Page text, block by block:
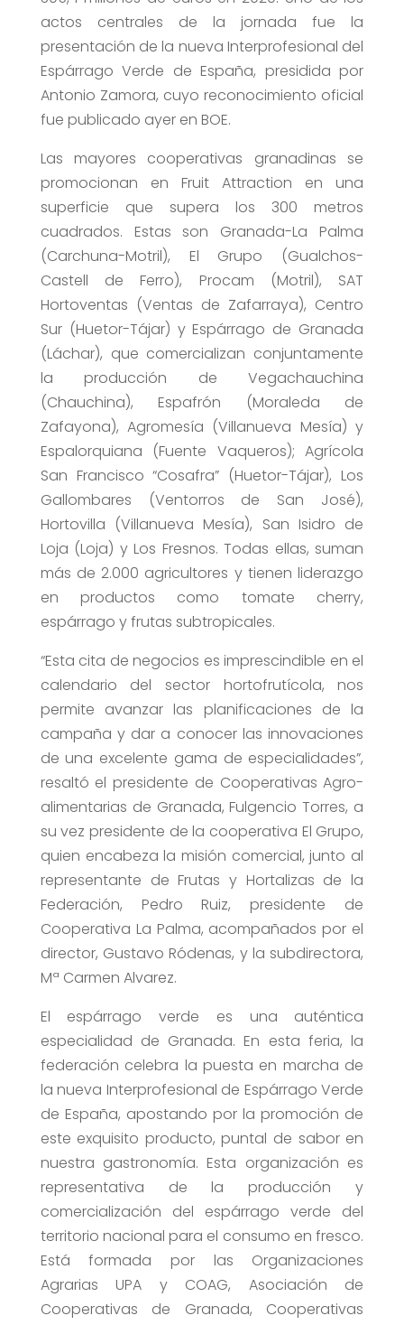
actos centrales de la jornada fue la
presentación de la nueva Interprofesional del
Espárrago Verde de España, presidida por
Antonio Zamora, cuyo reconocimiento oficial
fue publicado ayer en BOE.
Las mayores cooperativas granadinas se
promocionan en Fruit Attraction en una
superficie que supera los 300 metros
cuadrados. Estas son Granada-La Palma
(Carchuna-Motril), El Grupo (Gualchos-
Castell de Ferro), Procam (Motril), SAT
Hortoventas (Ventas de Zafarraya), Centro
Sur (Huetor-Tájar) y Espárrago de Granada
(Láchar), que comercializan conjuntamente
la producción de Vegachauchina
(Chauchina), Espafrón (Moraleda de
Zafayona), Agromesía (Villanueva Mesía) y
Espalorquiana (Fuente Vaqueros); Agrícola
San Francisco “Cosafra” (Huetor-Tájar), Los
Gallombares (Ventorros de San José),
Hortovilla (Villanueva Mesía), San Isidro de
Loja (Loja) y Los Fresnos. Todas ellas, suman
más de 2.000 agricultores y tienen liderazgo
en productos como tomate cherry,
espárrago y frutas subtropicales.
“Esta cita de negocios es imprescindible en el
calendario del sector hortofrutícola, nos
permite avanzar las planificaciones de la
campaña y dar a conocer las innovaciones
de una excelente gama de especialidades”,
resaltó el presidente de Cooperativas Agro-
alimentarias de Granada, Fulgencio Torres, a
su vez presidente de la cooperativa El Grupo,
quien encabeza la misión comercial, junto al
representante de Frutas y Hortalizas de la
Federación, Pedro Ruiz, presidente de
Cooperativa La Palma, acompañados por el
director, Gustavo Ródenas, y la subdirectora,
Mª Carmen Alvarez.
El espárrago verde es una auténtica
especialidad de Granada. En esta feria, la
federación celebra la puesta en marcha de
la nueva Interprofesional de Espárrago Verde
de España, apostando por la promoción de
este exquisito producto, puntal de sabor en
nuestra gastronomía. Esta organización es
representativa de la producción y
comercialización del espárrago verde del
territorio nacional para el consumo en fresco.
Está formada por las Organizaciones
Agrarias UPA y COAG, Asociación de
Cooperativas de Granada, Cooperativas